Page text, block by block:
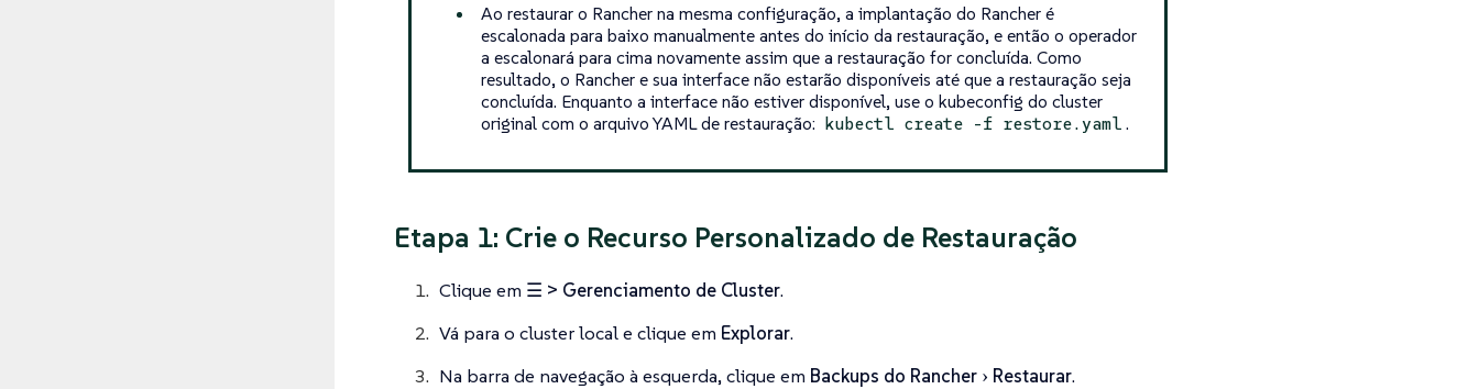
Ao restaurar o Rancher na mesma configuração, a implantação do Rancher é
escalonada para baixo manualmente antes do início da restauração, e então o operador
a escalonará para cima novamente assim que a restauração for concluída. Como
resultado, o Rancher e sua interface não estarão disponíveis até que a restauração seja
concluída. Enquanto a interface não estiver disponível, use o kubeconfig do cluster
original com o arquivo YAML de restauração: kubectl create -f restore.yaml .
Etapa 1: Crie o Recurso Personalizado de Restauração
Clique em ☰ > Gerenciamento de Cluster.
Vá para o cluster local e clique em Explorar.
Na barra de navegação à esquerda, clique em Backups do Rancher Restaurar.